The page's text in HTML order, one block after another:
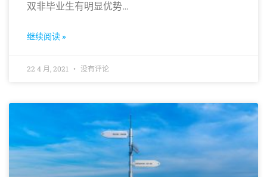
双非毕业生有明显优势…
继续阅读 »
22 4 月, 2021 没有评论